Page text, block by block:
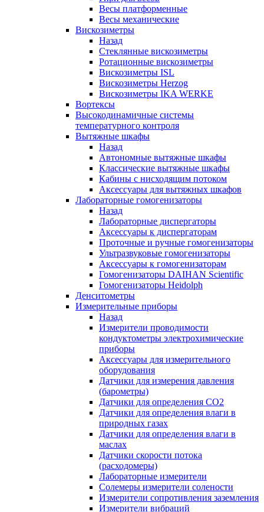
Весы платформенные
Весы механические
Вискозиметры
Назад
Стеклянные вискозиметры
Ротационные вискозиметры
Вискозиметры ISL
Вискозиметры Herzog
Вискозиметры IKA WERKE
Вортексы
Высокодинамичные системы
температурного контроля
Вытяжные шкафы
Назад
Автономные вытяжные шкафы
Классические вытяжные шкафы
Кабины с нисходящим потоком
Аксессуары для вытяжных шкафов
Лабораторные гомогенизаторы
Назад
Лабораторные диспергаторы
Аксессуары к диспергаторам
Проточные и ручные гомогенизаторы
Ультразвуковые гомогенизаторы
Аксессуары к гомогенизаторам
Гомогенизаторы DAIHAN Scientific
Гомогенизаторы Heidolph
Денситометры
Измерительные приборы
Назад
Измерители проводимости
кондуктометры электрохимические
приборы
Аксессуары для измерительного
оборудования
Датчики для измерения давления
(барометры)
Датчики для определения CO2
Датчики для определения влаги в
природных газах
Датчики для определения влаги в
маслах
Датчики скорости потока
(расходомеры)
Лабораторные измерители
Солемеры измерители солености
Измерители сопротивления заземления
Измерители вибраций